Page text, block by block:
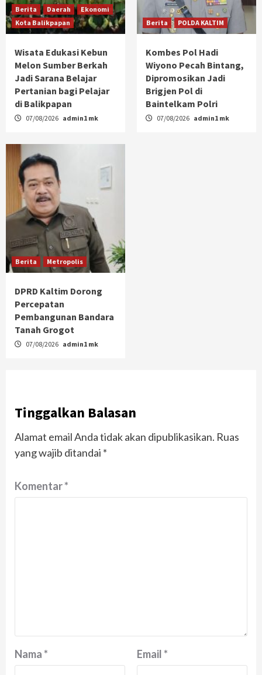
Berita Daerah
Ekonomi
Kota Balikpapan
Wisata Edukasi Kebun
Melon Sumber Berkah
Jadi Sarana Belajar
Pertanian bagi Pelajar
di Balikpapan
07/08/2026 admin1 mk
Berita POLDA KALTIM
Kombes Pol Hadi
Wiyono Pecah Bintang,
Dipromosikan Jadi
Brigjen Pol di
Baintelkam Polri
07/08/2026 admin1 mk
Berita Metropolis
DPRD Kaltim Dorong
Percepatan
Pembangunan Bandara
Tanah Grogot
07/08/2026 admin1 mk
Tinggalkan Balasan
Alamat email Anda tidak akan dipublikasikan. Ruas
yang wajib ditandai *
Komentar*
Nama* Email*